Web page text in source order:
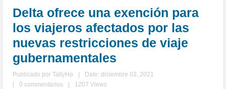
Delta ofrece una exención para
los viajeros afectados por las
nuevas restricciones de viaje
gubernamentales
Publicado porTallyHo
Date: diciembre 03, 2021
0 commentarios 1207 Views